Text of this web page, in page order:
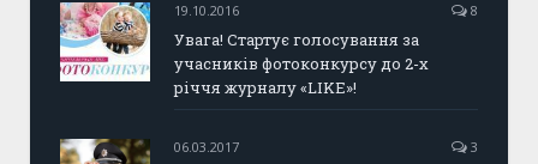
19.10.2016 8
Увага! Стартує голосування за
учасників фотоконкурсу до 2-х
річчя журналу «LIKE»!
06.03.2017 3